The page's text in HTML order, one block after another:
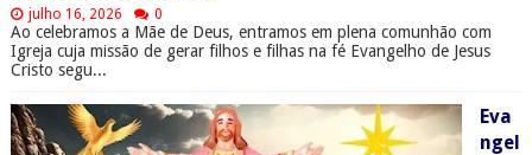
julho 16, 2026 0
Ao celebramos a Mãe de Deus, entramos em plena comunhão com
Igreja cuja missão de gerar filhos e filhas na fé Evangelho de Jesus
Cristo segu...
Eva
ngel